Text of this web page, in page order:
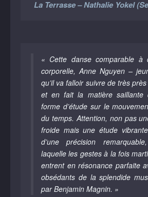
La Terrasse – Nathalie Yokel
« Cette danse comparable à
corporelle, Anne Nguyen –
qu’il va falloir suivre de très
et en fait la matière saillante
forme d’étude sur le
du temps. Attention, non pas
froide mais une étude
d’une précision
laquelle les gestes à la fois
entrent en résonance parfaite
obsédants de la splendide
par Benjamin Magnin. »